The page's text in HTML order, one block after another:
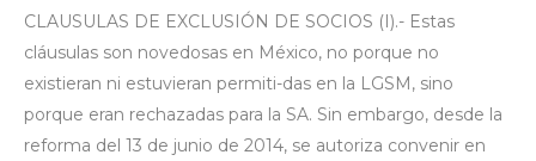
CLAUSULAS DE EXCLUSIÓN DE SOCIOS (I).- Estas
cláusulas son novedosas en México, no porque no
existieran ni estuvieran permiti-das en la LGSM, sino
porque eran rechazadas para la SA. Sin embargo, desde la
reforma del 13 de junio de 2014, se autoriza convenir en